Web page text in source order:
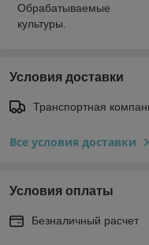
Обрабатываемые
культуры.
Условия доставки
Транспортная
Все условия доставки
Условия оплаты
Безналичный расчет